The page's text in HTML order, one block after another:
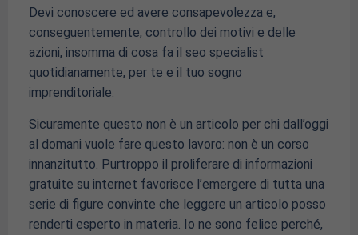
Devi conoscere ed avere consapevolezza e,
conseguentemente, controllo dei motivi e delle
azioni, insomma di cosa fa il seo specialist
quotidianamente, per te e il tuo sogno
imprenditoriale.
Sicuramente questo non è un articolo per chi dall’oggi
al domani vuole fare questo lavoro: non è un corso
innanzitutto. Purtroppo il proliferare di informazioni
gratuite su internet favorisce l’emergere di tutta una
serie di figure convinte che leggere un articolo posso
renderti esperto in materia. Io ne sono felice perché,